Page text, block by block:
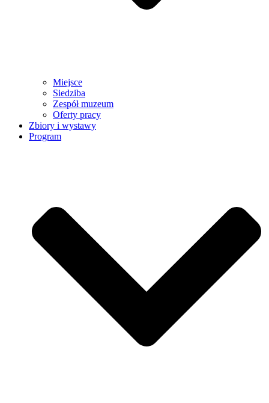
Miejsce
Siedziba
Zespół muzeum
Oferty pracy
Zbiory i wystawy
Program